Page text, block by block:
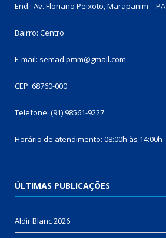
End.: Av. Floriano Peixoto, Marapanim – PA
Bairro: Centro
E-mail: semad.pmm@gmail.com
CEP: 68760-000
Telefone: (91) 98561-9227
Horário de atendimento: 08:00h às 14:00h
ÚLTIMAS PUBLICAÇÕES
Aldir Blanc 2026